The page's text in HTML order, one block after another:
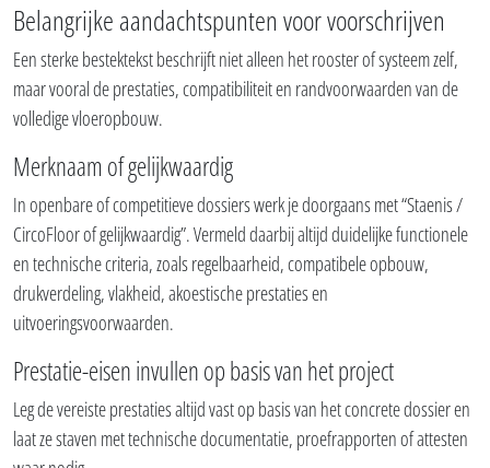
Belangrijke aandachtspunten voor voorschrijven
Een sterke bestektekst beschrijft niet alleen het rooster of systeem zelf,
maar vooral de prestaties, compatibiliteit en randvoorwaarden van de
volledige vloeropbouw.
Merknaam of gelijkwaardig
In openbare of competitieve dossiers werk je doorgaans met “Staenis /
CircoFloor of gelijkwaardig”. Vermeld daarbij altijd duidelijke functionele
en technische criteria, zoals regelbaarheid, compatibele opbouw,
drukverdeling, vlakheid, akoestische prestaties en
uitvoeringsvoorwaarden.
Prestatie-eisen invullen op basis van het project
Leg de vereiste prestaties altijd vast op basis van het concrete dossier en
laat ze staven met technische documentatie, proefrapporten of attesten